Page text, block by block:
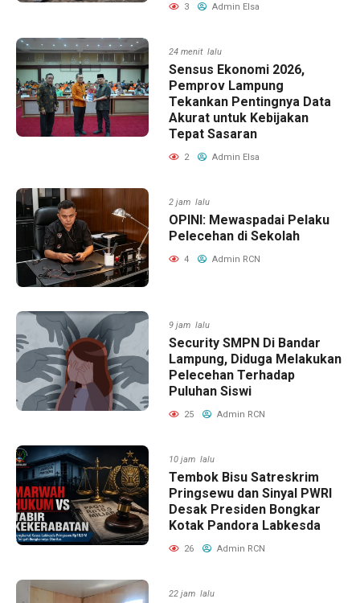
3 Admin Elsa
24 menit lalu
Sensus Ekonomi 2026,
Pemprov Lampung
Tekankan Pentingnya Data
Akurat untuk Kebijakan
Tepat Sasaran
2 Admin Elsa
2 jam lalu
OPINI: Mewaspadai Pelaku
Pelecehan di Sekolah
4 Admin RCN
9 jam lalu
Security SMPN Di Bandar
Lampung, Diduga Melakukan
Pelecehan Terhadap
Puluhan Siswi
25 Admin RCN
10 jam lalu
Tembok Bisu Satreskrim
Pringsewu dan Sinyal PWRI
Desak Presiden Bongkar
Kotak Pandora Labkesda
26 Admin RCN
22 jam lalu